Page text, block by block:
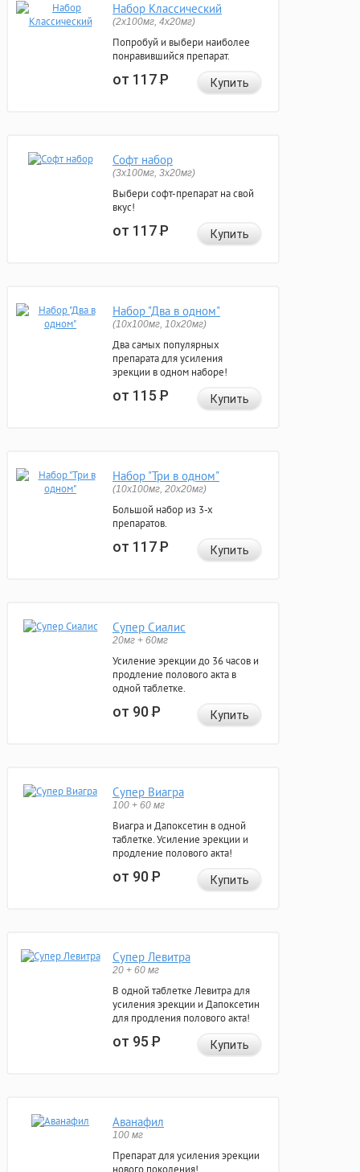
Набор Классический
(2x100мг, 4x20мг)
Попробуй и выбери наиболее
понравившийся препарат.
от 117Р Купить
Софт набор
(3x100мг, 3x20мг)
Выбери софт-препарат на свой
вкус!
от 117Р Купить
Набор "Два в одном"
(10x100мг, 10x20мг)
Два самых популярных
препарата для усиления
эрекции в одном наборе!
от 115Р Купить
Набор "Три в одном"
(10x100мг, 20x20мг)
Большой набор из 3-х
препаратов.
от 117Р Купить
Супер Сиалис
20мг + 60мг
Усиление эрекции до 36 часов и
продление полового акта в
одной таблетке.
от 90Р Купить
Супер Виагра
100 + 60 мг
Виагра и Дапоксетин в одной
таблетке. Усиление эрекции и
продление полового акта!
от 90Р Купить
Супер Левитра
20 + 60 мг
В одной таблетке Левитра для
усиления эрекции и Дапоксетин
для продления полового акта!
от 95Р Купить
Аванафил
100 мг
Препарат для усиления эрекции